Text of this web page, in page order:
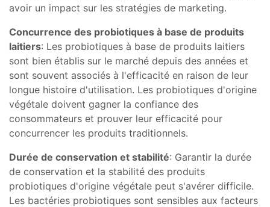
avoir un impact sur les stratégies de marketing.
Concurrence des probiotiques à base de produits
laitiers: Les probiotiques à base de produits laitiers
sont bien établis sur le marché depuis des années et
sont souvent associés à l'efficacité en raison de leur
longue histoire d'utilisation. Les probiotiques d'origine
végétale doivent gagner la confiance des
consommateurs et prouver leur efficacité pour
concurrencer les produits traditionnels.
Durée de conservation et stabilité: Garantir la durée
de conservation et la stabilité des produits
probiotiques d'origine végétale peut s'avérer difficile.
Les bactéries probiotiques sont sensibles aux facteurs